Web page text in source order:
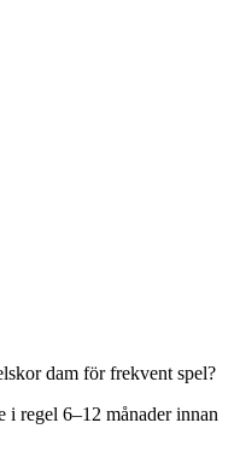
dam för frekvent spel?
i regel 6–12 månader innan